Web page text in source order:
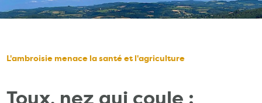
L'ambroisie menace la santé et l'agriculture